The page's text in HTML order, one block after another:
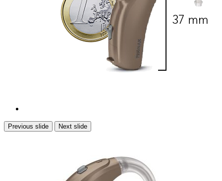
Previous slide Next slide